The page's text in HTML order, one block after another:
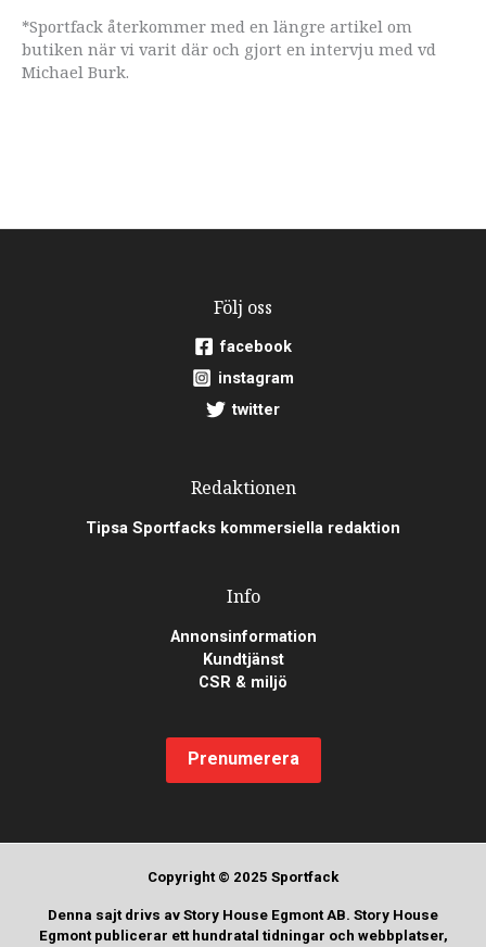
*Sportfack återkommer med en längre artikel om
butiken när vi varit där och gjort en intervju med vd
Michael Burk.
Följ oss
facebook
instagram
twitter
Redaktionen
Tipsa Sportfacks kommersiella redaktion
Info
Annonsinformation
Kundtjänst
CSR & miljö
Prenumerera
Copyright © 2025 Sportfack
Denna sajt drivs av Story House Egmont AB. Story House
Egmont publicerar ett hundratal tidningar och webbplatser,